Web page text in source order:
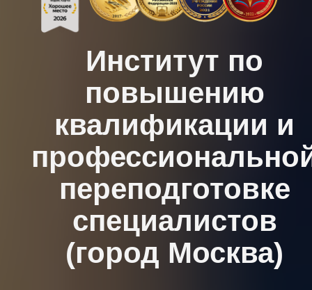
Институт по
повышению
квалификации и
переподготовке
специалистов
(город Москва)